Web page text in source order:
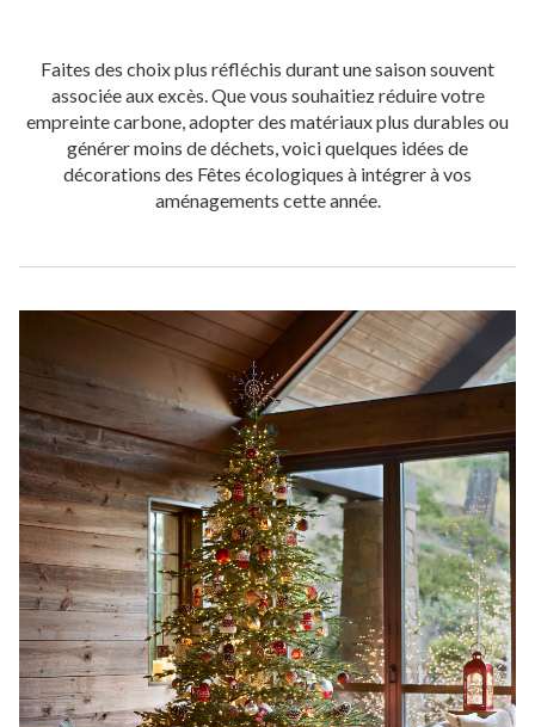
Faites des choix plus réfléchis durant une saison souvent
associée aux excès. Que vous souhaitiez réduire votre
empreinte carbone, adopter des matériaux plus durables ou
générer moins de déchets, voici quelques idées de
décorations des Fêtes écologiques à intégrer à vos
aménagements cette année.